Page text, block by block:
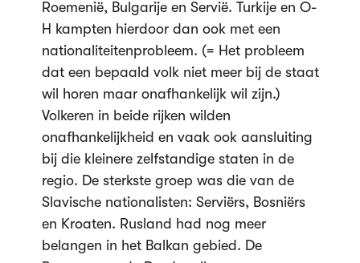
Roemenië, Bulgarije en Servië. Turkije en O-
H kampten hierdoor dan ook met een
nationaliteitenprobleem. (= Het probleem
dat een bepaald volk niet meer bij de staat
wil horen maar onafhankelijk wil zijn.)
Volkeren in beide rijken wilden
onafhankelijkheid en vaak ook aansluiting
bij die kleinere zelfstandige staten in de
regio. De sterkste groep was die van de
Slavische nationalisten: Serviërs, Bosniërs
en Kroaten. Rusland had nog meer
belangen in het Balkan gebied. De